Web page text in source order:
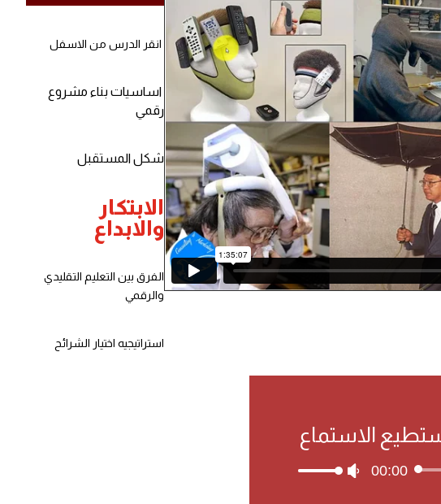
انقر الدرس من الاسفل
اساسيات بناء مشروع
رقمي
شكل المستقبل
الابتكار
والابداع
الفرق بين التعليم التقليدي
والرقمي
استراتيجيه اختيار الشرائح
الاستماع
00:00
استخدم